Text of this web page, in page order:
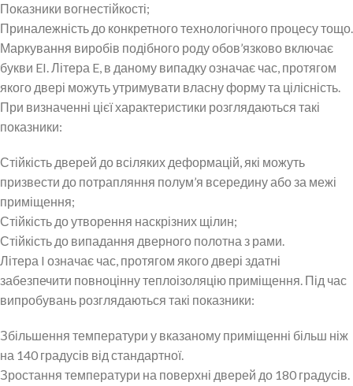
Показники вогнестійкості;
Приналежність до конкретного технологічного процесу тощо.
Маркування виробів подібного роду обов’язково включає
букви EI. Літера E, в даному випадку означає час, протягом
якого двері можуть утримувати власну форму та цілісність.
При визначенні цієї характеристики розглядаються такі
показники:
Стійкість дверей до всіляких деформацій, які можуть
призвести до потрапляння полум’я всередину або за межі
приміщення;
Стійкість до утворення наскрізних щілин;
Стійкість до випадання дверного полотна з рами.
Літера I означає час, протягом якого двері здатні
забезпечити повноцінну теплоізоляцію приміщення. Під час
випробувань розглядаються такі показники:
Збільшення температури у вказаному приміщенні більш ніж
на 140 градусів від стандартної.
Зростання температури на поверхні дверей до 180 градусів.